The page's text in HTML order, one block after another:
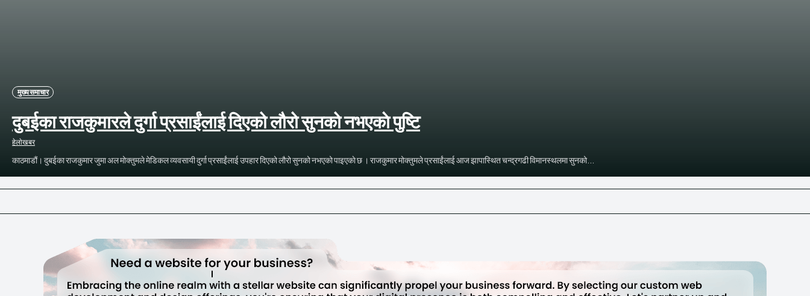
मुख्य समाचार
दुबईका राजकुमारले दुर्गा प्रसाईंलाई दिएको लौरो सुनको नभएकाे पुष्टि
हेलाेखबर
काठमाडौं। दुबईका राजकुमार जुमा अल मोक्तुमले मेडिकल व्यवसायी दुर्गा प्रसाईंलाई उपहार दिएको लौरो सुनको नभएको पाइएकाे छ । राजकुमार मोक्तुमले प्रसाईंलाई आज झापास्थित चन्द्रगढी विमानस्थलमा सुनको...